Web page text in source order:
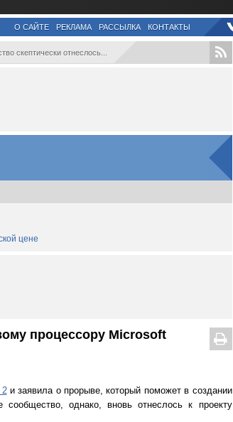
О САЙТЕ РЕКЛАМА РАССЫЛКА КОНТАКТЫ
скептически отнеслось...
цене
процессору Microsoft
2и заявила о прорыве, который поможет в создании
сообщество, однако, вновь отнеслось к проекту